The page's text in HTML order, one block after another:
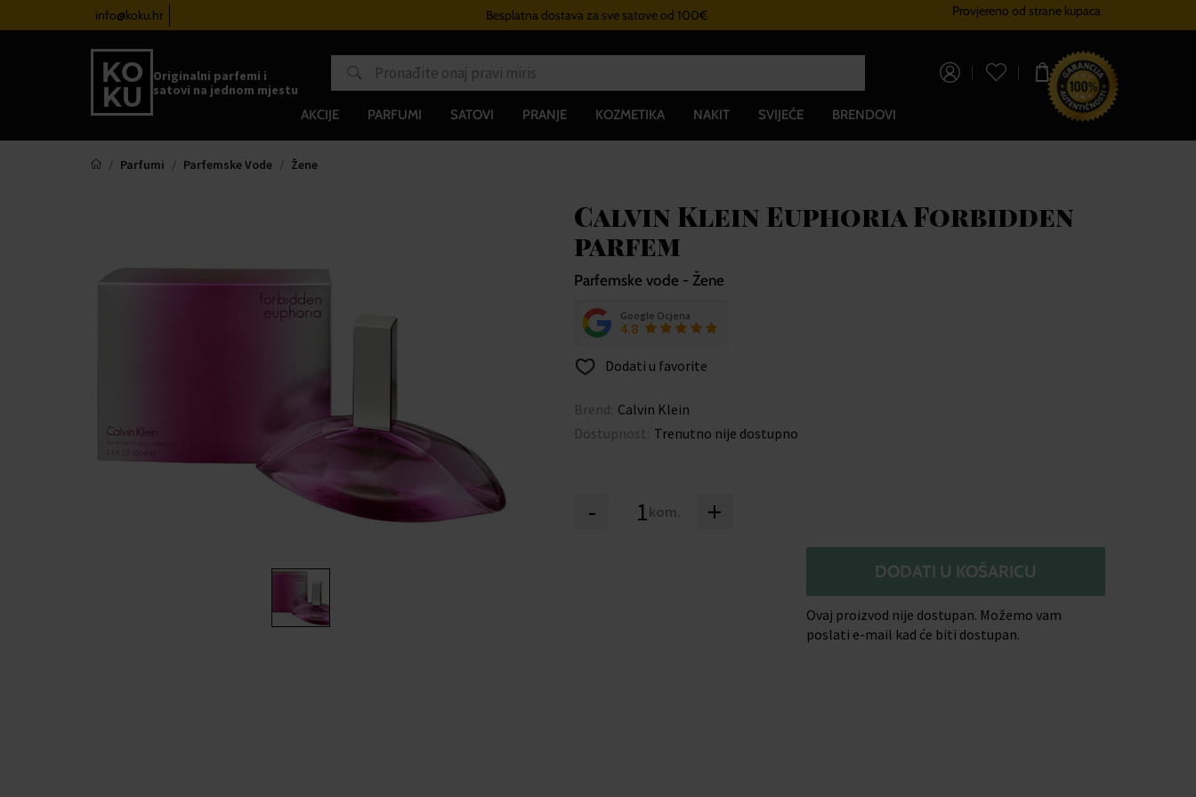
info@koku.hr Besplatna dostava za sve satove od 100€ Sustav vjernostiProvjereno od strane kupaca
Originalni parfemi i
satovi na jednom mjestu
0,00 €
AKCIJE PARFUMI SATOVI PRANJE KOZMETIKA NAKIT SVIJEĆE BRENDOVI
Parfumi Parfemske Vode Žene
Calvin Klein Euphoria Forbidden
parfem
Parfemske vode - Žene
Google Ocjena
4.8
Dodati u favorite
Brend: Calvin Klein
Dostupnost: Trenutno nije dostupno
- kom. +
DODATI U KOŠARICU
Ovaj proizvod nije dostupan. Možemo vam
poslati e-mail kad će biti dostupan.